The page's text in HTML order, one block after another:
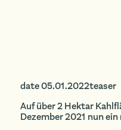
date 05.01.2022teaser
Auf über 2 Hektar
Dezember 2021 nun